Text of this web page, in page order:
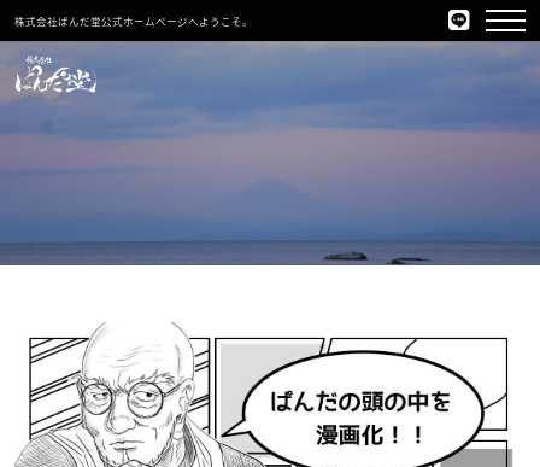
株式会社ぱんだ堂公式ホームページへようこそ。